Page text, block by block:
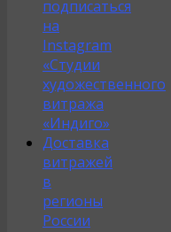
подписаться
на
Instagram
«Студии
художественного
витража
«Индиго»
Доставка
витражей
в
регионы
России